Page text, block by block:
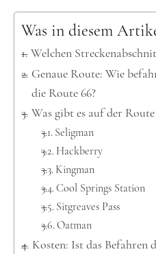
Was in diesem
Welchen
Genaue Route: Wie
die Route 66?
Was gibt es auf der Route
Seligman
Hackberry
Kingman
Cool Springs Station
Sitgreaves Pass
Oatman
Kosten: Ist das Befahren